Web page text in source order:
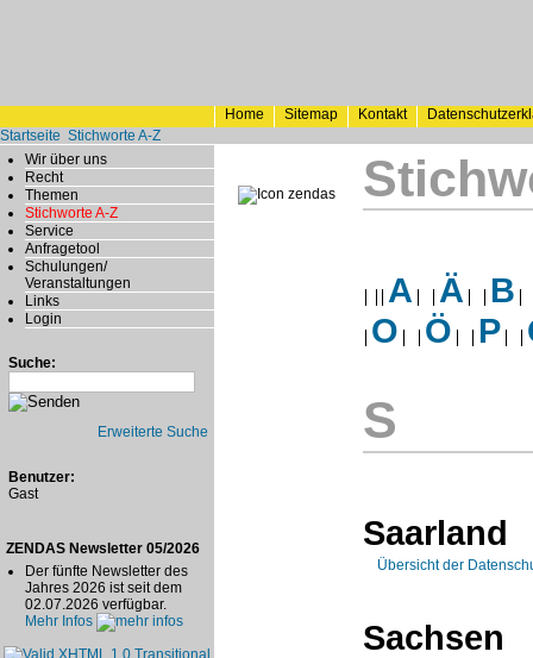
Home Sitemap Kontakt
Startseite Stichworte A-Z
Wir über uns
Recht
Themen
Stichworte A-Z
Service
Anfragetool
Schulungen/
Veranstaltungen
Links
Login
Suche:
Erweiterte Suche
Benutzer:
Gast
ZENDAS Newsletter 05/2026
Der fünfte Newsletter des
Jahres 2026 ist seit dem
02.07.2026 verfügbar.
Mehr Infos
A Ä
B
O
Ö P
S
Saarland
Übersicht der
Sachsen